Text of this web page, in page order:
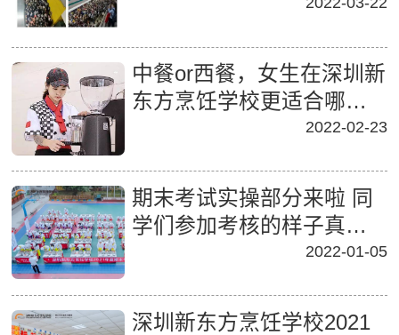
中餐or西餐，女生在深圳新
东方烹饪学校更适合哪
2022-02-23
期末考试实操部分来啦 同
学们参加考核的样子真
2022-01-05
深圳新东方烹饪学校2021